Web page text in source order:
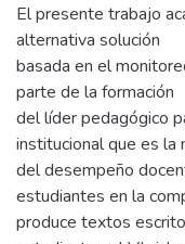
El presente trabajo
alternativa solución
basada en el
parte de la formación
del líder pedagógico
institucional que es la
del desempeño
estudiantes en la
produce textos